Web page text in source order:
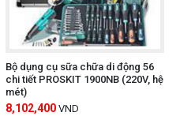
Bộ dụng cụ sữa chữa di động 56
chi tiết PROSKIT 1900NB (220V, hệ
mét)
8,102,400 VND